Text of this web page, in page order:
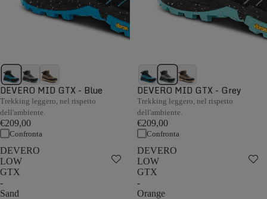
DEVERO MID GTX - Blue
Trekking leggero, nel rispetto
dell'ambiente.
€209,00
Confronta
DEVERO MID GTX - Grey
Trekking leggero, nel rispetto
dell'ambiente.
€209,00
Confronta
DEVERO
LOW
GTX
-
Sand
DEVERO
LOW
GTX
-
Orange